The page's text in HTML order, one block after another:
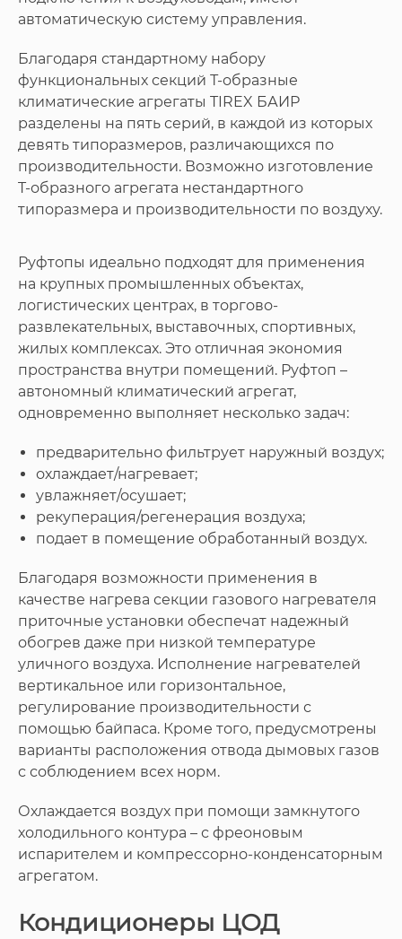
автоматическую систему управления.
Благодаря стандартному набору
функциональных секций Т-образные
климатические агрегаты TIREX БАИР
разделены на пять серий, в каждой из которых
девять типоразмеров, различающихся по
производительности. Возможно изготовление
T-образного агрегата нестандартного
типоразмера и производительности по воздуху.
Руфтопы идеально подходят для применения
на крупных промышленных объектах,
логистических центрах, в торгово-
развлекательных, выставочных, спортивных,
жилых комплексах. Это отличная экономия
пространства внутри помещений. Руфтоп –
автономный климатический агрегат,
одновременно выполняет несколько задач:
предварительно фильтрует наружный воздух;
охлаждает/нагревает;
увлажняет/осушает;
рекуперация/регенерация воздуха;
подает в помещение обработанный воздух.
Благодаря возможности применения в
качестве нагрева секции газового нагревателя
приточные установки обеспечат надежный
обогрев даже при низкой температуре
уличного воздуха. Исполнение нагревателей
вертикальное или горизонтальное,
регулирование производительности с
помощью байпаса. Кроме того, предусмотрены
варианты расположения отвода дымовых газов
с соблюдением всех норм.
Охлаждается воздух при помощи замкнутого
холодильного контура – с фреоновым
испарителем и компрессорно-конденсаторным
агрегатом.
Кондиционеры ЦОД